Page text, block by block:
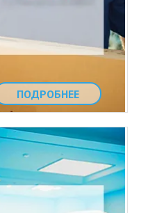
ПОДРОБНЕЕ